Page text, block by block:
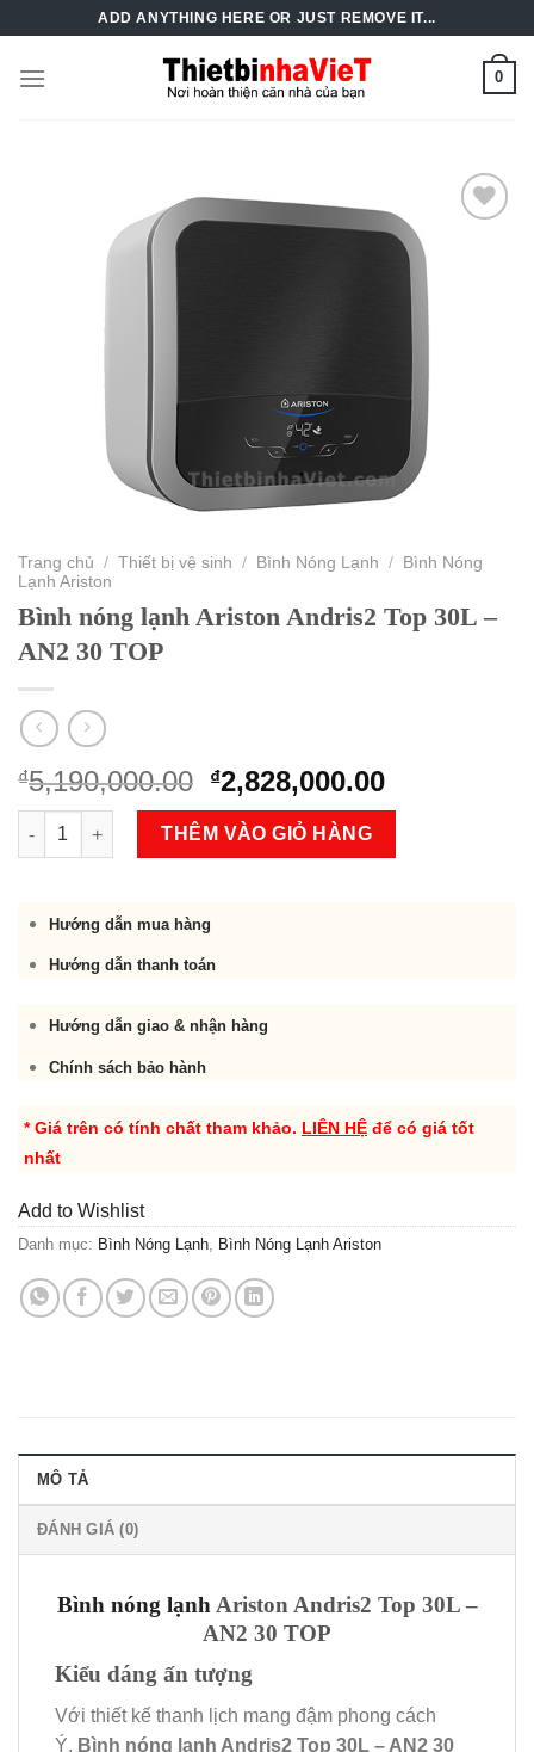
content
ADD ANYTHING HERE OR JUST REMOVE IT...
0
Trang chủ / Thiết bị vệ sinh / Bình Nóng Lạnh / Bình Nóng
Lạnh Ariston
Bình nóng lạnh Ariston Andris2 Top 30L –
AN2 30 TOP
₫5,190,000.00 Original
price
was:
₫5,190,000.00.
₫2,828,000.00Current
price
Bình nóng lạnh Ariston Andris2 Top 30L - AN2 30 TOP số lượng
THÊM VÀO GIỎ HÀNG
Hướng dẫn mua hàng
Hướng dẫn thanh toán
Hướng dẫn giao & nhận hàng
Chính sách bảo hành
* Giá trên có tính chất tham khảo. LIÊN HỆ để có giá tốt
nhất
Add to Wishlist
Danh mục: Bình Nóng Lạnh, Bình Nóng Lạnh Ariston
MÔ TẢ
ĐÁNH GIÁ (0)
Bình nóng lạnhAriston Andris2 Top 30L –
AN2 30 TOP
Kiểu dáng ấn tượng
Với thiết kế thanh lịch mang đậm phong cách
Ý, Bình nóng lạnh Andris2 Top 30L – AN2 30